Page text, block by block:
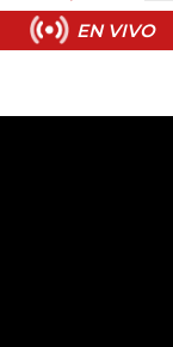
EN VIVO